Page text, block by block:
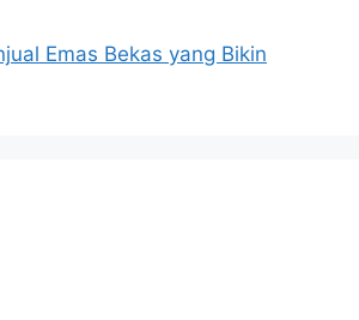
Emas Bekas yang Bikin